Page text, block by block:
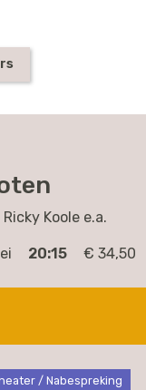
Koole e.a.
20:15 € 34,50
/ Nabespreking